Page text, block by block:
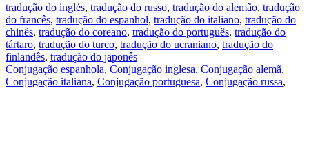
tradução do inglés, tradução do russo, tradução do alemão, tradução
do francês, tradução do espanhol, tradução do italiano, tradução do
chinês, tradução do coreano, tradução do português, tradução do
tártaro, tradução do turco, tradução do ucraniano, tradução do
finlandês, tradução do japonês
Conjugação espanhola, Conjugação inglesa, Conjugação alemã,
Conjugação italiana, Conjugação portuguesa, Conjugação russa,